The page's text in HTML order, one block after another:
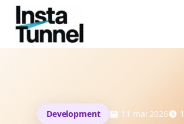
Development 11 mai 2026